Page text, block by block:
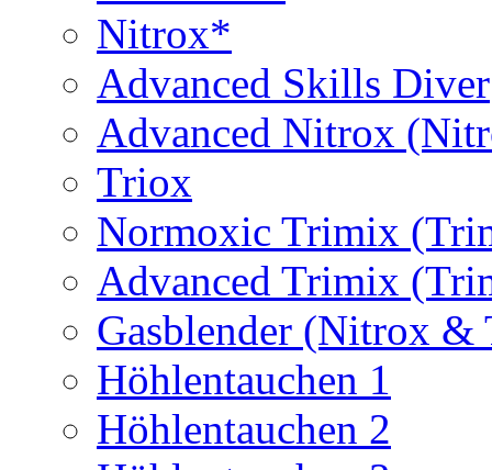
Nitrox*
Advanced Skills Diver
Advanced Nitrox
Triox
Normoxic Trimix
Advanced Trimix
Gasblender (Nitrox
Höhlentauchen 1
Höhlentauchen 2